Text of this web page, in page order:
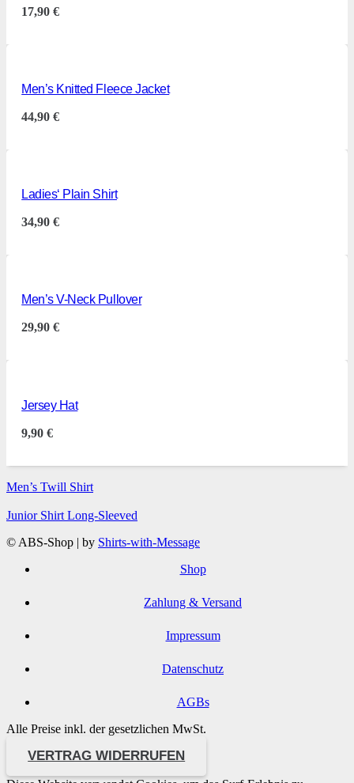
17,90€
Men’s Knitted Fleece Jacket
44,90€
Ladies‘ Plain Shirt
34,90€
Men’s V-Neck Pullover
29,90€
Jersey Hat
9,90€
Men’s Twill Shirt
Junior Shirt Long-Sleeved
© ABS-Shop | by Shirts-with-Message
Shop
Zahlung & Versand
Impressum
Datenschutz
AGBs
Alle Preise inkl. der gesetzlichen MwSt.
VERTRAG WIDERRUFEN